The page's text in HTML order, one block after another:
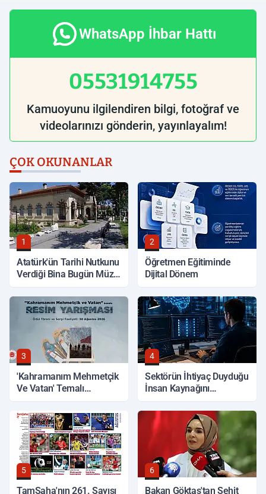
WhatsApp İhbar Hattı
05531914755
Kamuoyunu ilgilendiren bilgi, fotoğraf ve
videolarınızı gönderin, yayınlayalım!
ÇOK OKUNANLAR
1
Atatürk'ün Tarihi Nutkunu
Verdiği Bina Bugün Müze
2
Öğretmen Eğitiminde
Dijital Dönem
3
'Kahramanım Mehmetçik
Ve Vatan' Temalı
Başladı
4
Sektörün İhtiyaç Duyduğu
İnsan Kaynağını
5
TamSaha'nın 261. Sayısı
6
Bakan Göktaş'tan Şehit